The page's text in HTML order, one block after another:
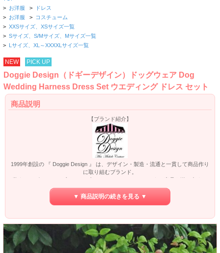
> お洋服 > ドレス
> お洋服 > コスチューム
> XXSサイズ、XSサイズ一覧
> Sサイズ、S/Mサイズ、Mサイズ一覧
> Lサイズ、XL～XXXXLサイズ一覧
NEW PICK UP
Doggie Design（ドギーデザイン）ドッグウェア Dog
Wedding Harness Dress Set ウエディング ドレス セット
商品説明
【ブランド紹介】
1999年創設の 『 Doggie Design 』 は、デザイン・製造・流通と一貫して商品作り
に取り組むブランド。
め、高品質の素材を使い、オリジナル・デザインは全て Michele によって手がけ
られています。
ABCニュースにおけるGood Morning Americaでウエディングアパレルが紹介さ
大手通販サイトでは手に入らない特別なブランドになっています。
Doggie Designによる犬用ウエディングドレス、Dog Wedding Harness Dress Set
▼ 商品説明の続きを見る ▼